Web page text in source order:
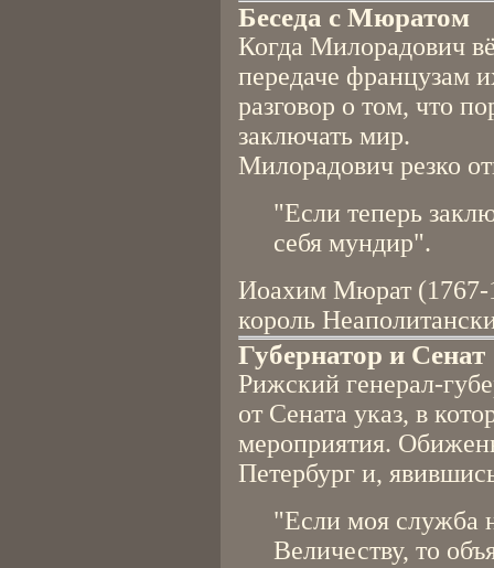
Беседа с Мюратом
Когда Милорадович
передаче французам
разговор о том, что
заключать мир.
Милорадович резко
"Если теперь
себя мундир".
Иоахим Мюрат
король
Губернатор и Сенат
Рижский генерал-
от Сената указ, в
мероприятия.
Петербург и,
"Если моя служба
Величеству, то